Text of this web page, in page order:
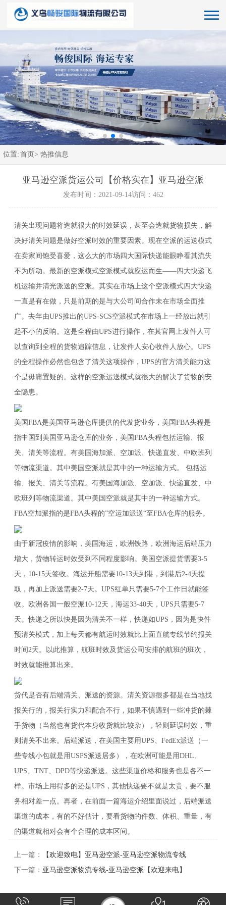
位置: 首页> 热推信息
亚马逊空派货运公司【价格实在】亚马逊空派
发布时间：2021-09-14访问：462
清关出现问题将造就很大的时效延误，甚至会造就货物损失，解
决好清关问题是做好空派时效的重要因素。现在空派的运送模式
在卖家间饱受喜爱，这么大的市场四大国际快递能眼睁看其流失
不为所动。最新的空派模式空派模式就应运而生——四大快递飞
机运输并清光派送的空派。其实在市场上这个空派模式四大快递
一直是有在做，只是前期的是与大公司间合作未在市场全面推
广。去年由UPS推出的UPS-SCS空派模式在市场上一经放出就引
起不小的反响。这是全程由UPS进行操作，在其官网上发件人可
以查询到全程的货物追踪信息，让发件人安心收件人放心。UPS
的全程操作必然也包含了清关这项操作，UPS的官方清关能力这
个是毋庸置疑的。这样的空派运送模式就很大的解决了货物的安
全隐患。
美国FBA是美国亚马逊仓库提供的代发货业务，美国FBA头程是
指中国到美国亚马逊仓库的业务，美国FBA头程包括运输、报
关、清关等流程。有美国海加派、空加派、快递直发、中欧班列
等物流渠道。其中美国空派就是其中的一种运输方式。 包括运
输、报关、清关等流程。有美国海加派、空加派、快递直发、中
欧班列等物流渠道。其中美国空派就是其中的一种运输方式。
FBA空加派指的是FBA头程的”空运加派送“至FBA仓库的服务。
由于新冠疫情的影响，美国海运，欧洲铁路，欧洲海运后端压力
增大，货物转运时效受到不同程度影响。美国空派提货需要3-5
天，10-15天签收。海运开船需要10-13天到港，到港后2-4天提
取，再加上派送需要2-7天。UPS红单只需要5-7个工作日就能签
收。欧洲各国一般空派10-12天，海运33-40天，UPS只需要5-7
天。快递之所以快是因为清关不一样，快递如UPS，因为是快件
预清关模式，加上每天都有航运时效就比上面直航专线节约报关
时间2天。以此推算，航班时效及货运公司安排的航班的班次，
时效就能推算出来。
货代是否有后端清关、派送的资源。清关资源很多都是在当地找
报关行的，报关行实力和配合不行，如果不慎遇到一些冲货的棘
手货物（当然也有货代本身收货就比较杂），轻则延误时效，重
则清关不出来。后端派送，在美国主要用UPS、FedEx派送（一
些专线小包就是用USPS派送居多），在欧洲可能是用DHL、
UPS、TNT、DPD等快递派送。这些渠道价格和服务也是各不一
样。市场上用得多的还是UPS，其他快递要不就是太贵，要不服
务相对差一点。再者，在前面一篇海运介绍里面说过，后端派送
渠道的成本，有的不好估计，要看货物的件数、体积、重量，有
的渠道就相对会有个合理的成本区间。
上一篇：
【欢迎致电】亚马逊空派-亚马逊空派物流专线
下一篇： 亚马逊空派物流专线-亚马逊空派【欢迎来电】